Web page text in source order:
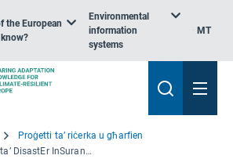
the European
Environmental
information
systems
MT
Proġetti ta’ riċerka u għarfien
Tnaqqis tar-Riskju ta’ DisastEr InSurance